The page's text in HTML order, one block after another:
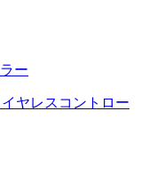
ー
ヤレスコントロー